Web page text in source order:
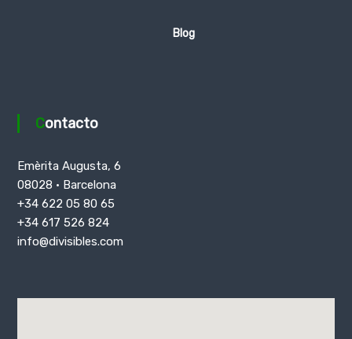
Blog
Contacto
Emèrita Augusta, 6
08028 · Barcelona
+34 622 05 80 65
+34 617 526 824
info@divisibles.com